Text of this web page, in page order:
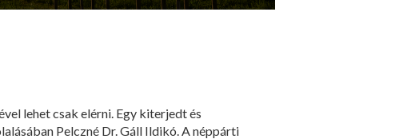
lehet csak elérni. Egy kiterjedt és
Pelczné Dr. Gáll Ildikó. A néppárti